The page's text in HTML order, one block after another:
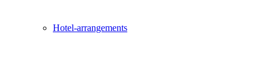
Hotel-arrangements